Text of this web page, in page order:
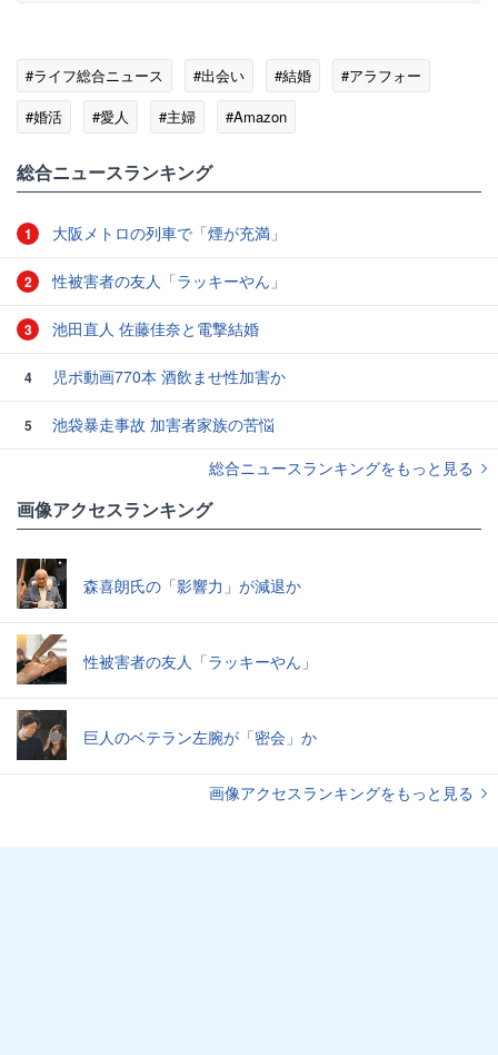
#ライフ総合ニュース #出会い #結婚
#アラフォー
#婚活
#愛人 #主婦 #Amazon
総合ニュースランキング
1 大阪メトロの列車で「煙が充満」
2 性被害者の友人「ラッキーやん」
3 池田直人 佐藤佳奈と電撃結婚
4 児ポ動画770本 酒飲ませ性加害か
5
池袋暴走事故 加害者家族の苦悩
総合ニュースランキングをもっと見る
画像アクセスランキング
森喜朗氏の「影響力」が減退か
性被害者の友人「ラッキーやん」
巨人のベテラン左腕が「密会」か
画像アクセスランキングをもっと見る